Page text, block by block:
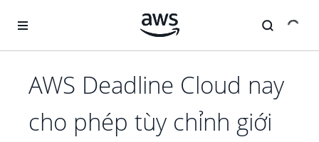
AWS Deadline Cloud nay
cho phép tùy chỉnh giới